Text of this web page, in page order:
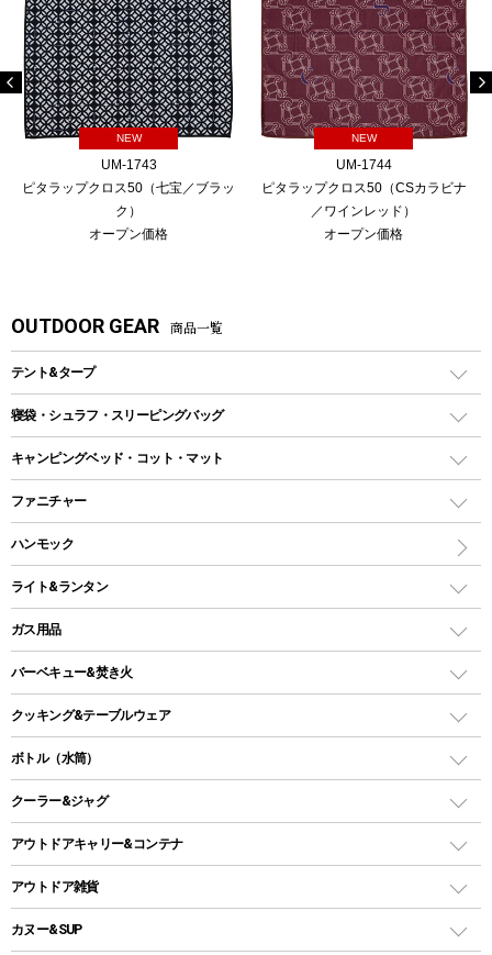
NEW
UM-1743
ピタラップクロス50（七宝／ブラッ
ク）
オープン価格
NEW
UM-1744
ピタラップクロス50（CSカラビナ
／ワインレッド）
オープン価格
OUTDOOR GEAR 商品一覧
テント&タープ
テント
ツールームテント
ワンポールテント
シェルターテント
ロッジ型・オリジナルテント
タープ
スクエアタープ（レクタタープ）
メッシュタープ
自立式タープ
パラソル
テントアクセサリー
ペグ
寝袋・シュラフ・スリーピングバッグ
レクタングラー型（封筒型）シュラフ
インナーシュラフ
キャンピングベッド・コット・マット
キャンピングベッド・コット
インフレータブルマット
ファニチャー
アウトドアテーブル
レジャーシート
ハンモック
ライト&ランタン
LEDランタン
ガスランタン
オイルランタン
LEDライト
ヘッドライト
キャンドル
ガス用品
ガスバーナー
ガス缶
ガストーチ、ライター
バーベキュー&焚き火
バーベキューコンロ、グリル
焚き火台タイプ（ロースタイル）グリル
卓上タイプグリル
パーティータイプグリル
鉄板、アミ
クッキング&テーブルウェア
ダッチオーブン
ホットサンドメーカー
クッカーセット
シェラカップ
ボトル（水筒）
ステンレスボトル
コップ付きタイプ
ワンタッチタイプ
プラスチックボトル
クーラー&ジャグ
クーラーボックス
クーラーバッグ
ウォータージャグ
アウトドアキャリー&コンテナ
アウトドアキャリー
アウトドア雑貨
バックパック&バッグ
カヌー&SUP